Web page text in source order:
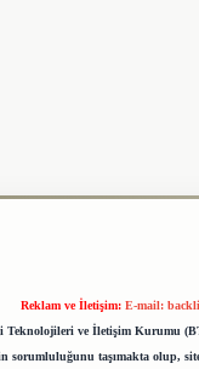
Reklam ve İletişim: E-mail:
Teknolojileri ve İletişim Kurumu
sorumluluğunu taşımakta olup,